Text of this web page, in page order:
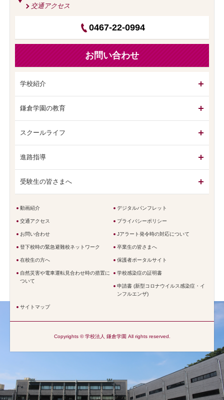
交通アクセス
0467-22-0994
お問い合わせ
学校紹介
鎌倉学園の教育
スクールライフ
進路指導
受験生の皆さまへ
動画紹介 デジタルパンフレット
交通アクセス プライバシーポリシー
お問い合わせ Jアラート発令時の対応について
登下校時の緊急避難校ネットワーク 卒業生の皆さまへ
在校生の方へ 保護者ポータルサイト
自然災害や電車運転見合わせ時の措置に
ついて
学校感染症の証明書
申請書 (新型コロナウイルス感染症・イ
ンフルエンザ)
サイトマップ
Copyrights © 学校法人 鎌倉学園 All rights reserved.